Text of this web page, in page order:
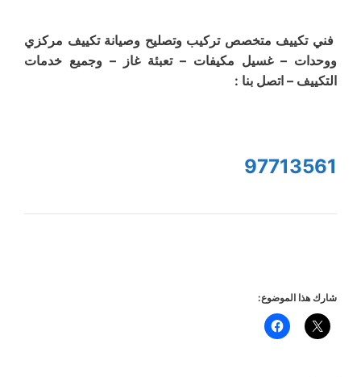
فني تكييف متخصص تركيب وتصليح وصيانة تكييف مركزي
ووحدات – غسيل مكيفات – تعبئة غاز – وجميع خدمات
التكييف – اتصل بنا :
97713561
شارك هذا الموضوع: